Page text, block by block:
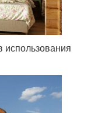
использования